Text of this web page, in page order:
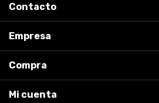
Contacto
Empresa
Compra
Mi cuenta